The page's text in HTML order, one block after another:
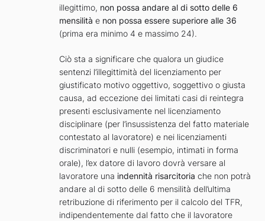
illegittimo, non possa andare al di sotto delle 6
mensilità e non possa essere superiore alle 36
(prima era minimo 4 e massimo 24).
Ciò sta a significare che qualora un giudice
sentenzi l’illegittimità del licenziamento per
giustificato motivo oggettivo, soggettivo o giusta
causa, ad eccezione dei limitati casi di reintegra
presenti esclusivamente nel licenziamento
disciplinare (per l’insussistenza del fatto materiale
contestato al lavoratore) e nei licenziamenti
discriminatori e nulli (esempio, intimati in forma
orale), l’ex datore di lavoro dovrà versare al
lavoratore una indennità risarcitoria che non potrà
andare al di sotto delle 6 mensilità dell’ultima
retribuzione di riferimento per il calcolo del TFR,
indipendentemente dal fatto che il lavoratore